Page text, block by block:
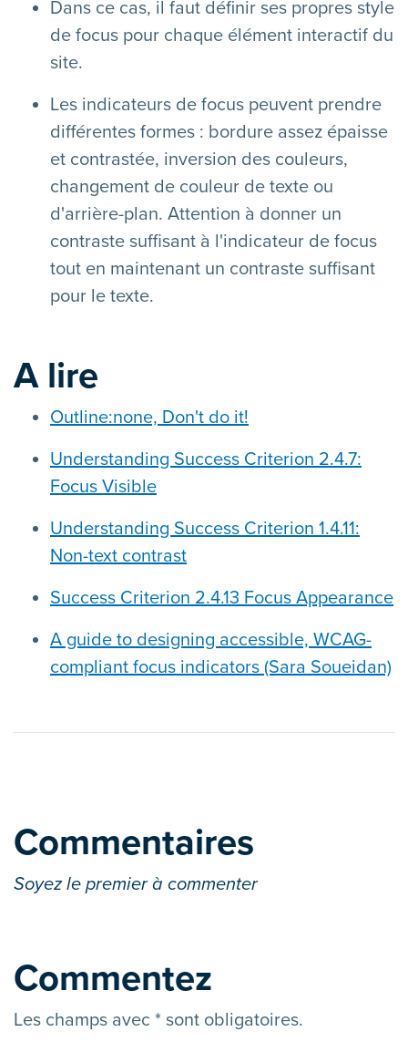
Dans ce cas, il faut définir ses propres style
de focus pour chaque élément interactif du
site.
Les indicateurs de focus peuvent prendre
différentes formes : bordure assez épaisse
et contrastée, inversion des couleurs,
changement de couleur de texte ou
d'arrière-plan. Attention à donner un
contraste suffisant à l'indicateur de focus
tout en maintenant un contraste suffisant
pour le texte.
A lire
Outline:none, Don't do it!
Understanding Success Criterion 2.4.7:
Focus Visible
Understanding Success Criterion 1.4.11:
Non-text contrast
Success Criterion 2.4.13 Focus Appearance
A guide to designing accessible, WCAG-
compliant focus indicators (Sara Soueidan)
Commentaires
Soyez le premier à commenter
Commentez
Les champs avec * sont obligatoires.